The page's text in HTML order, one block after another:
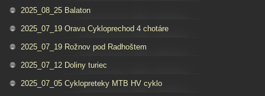
2025_08_25 Balaton
2025_07_19 Orava Cykloprechod 4 chotáre
2025_07_19 Rožnov pod Radhoštem
2025_07_12 Doliny turiec
2025_07_05 Cyklopreteky MTB HV cyklo